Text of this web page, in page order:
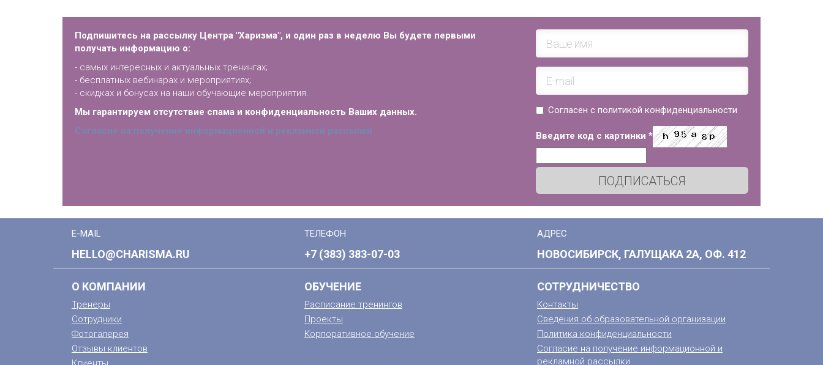
Подпишитесь на рассылку Центра "Харизма", и один раз в неделю Вы будете первыми
получать информацию о:
- самых интересных и актуальных тренингах;
- бесплатных вебинарах и мероприятиях;
- скидках и бонусах на наши обучающие мероприятия.
Мы гарантируем отсутствие спама и конфиденциальность Ваших данных.
Согласие на получение информационной и рекламной рассылки
Согласен с политикой конфиденциальности
Введите код с картинки*
ПОДПИСАТЬСЯ
E-MAIL
HELLO@CHARISMA.RU
ТЕЛЕФОН
+7 (383) 383-07-03
АДРЕС
НОВОСИБИРСК, ГАЛУЩАКА 2А, ОФ. 412
О КОМПАНИИ
Тренеры
Сотрудники
Фотогалерея
Отзывы клиентов
ОБУЧЕНИЕ
Расписание тренингов
Проекты
Корпоративное обучение
СОТРУДНИЧЕСТВО
Контакты
Сведения об образовательной организации
Политика конфиденциальности
Согласие на получение информационной и
рекламной рассылки